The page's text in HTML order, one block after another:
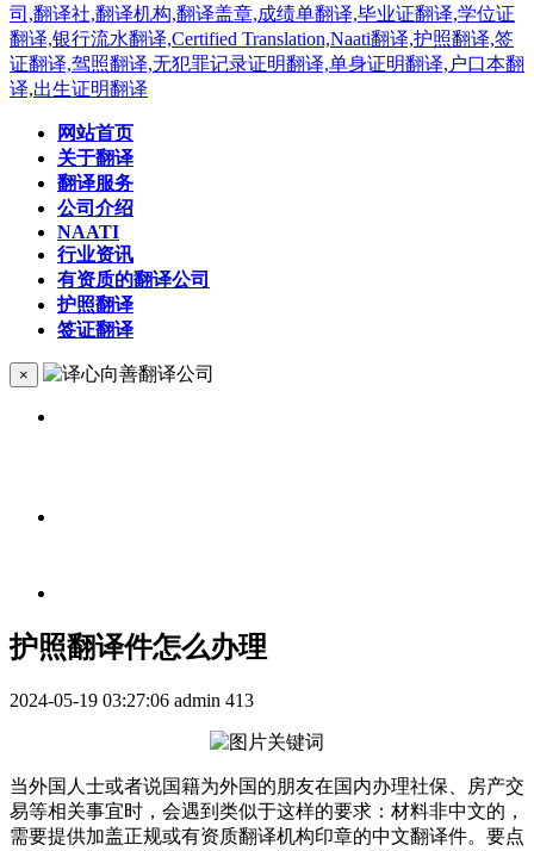
网站首页
关于翻译
翻译服务
公司介绍
NAATI
行业资讯
有资质的翻译公司
护照翻译
签证翻译
×
护照翻译件怎么办理
2024-05-19 03:27:06 admin 413
当外国人士或者说国籍为外国的朋友在国内办理社保、房产交
易等相关事宜时，会遇到类似于这样的要求：材料非中文的，
需要提供加盖正规或有资质翻译机构印章的中文翻译件。要点